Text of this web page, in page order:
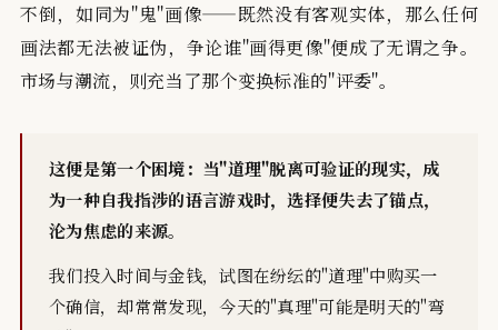
不倒，如同为"鬼"画像——既然没有客观实体，那么任何
画法都无法被证伪，争论谁"画得更像"便成了无谓之争。
市场与潮流，则充当了那个变换标准的"评委"。
这便是第一个困境：当"道理"脱离可验证的现实，成
为一种自我指涉的语言游戏时，选择便失去了锚点，
沦为焦虑的来源。
我们投入时间与金钱，试图在纷纭的"道理"中购买一
个确信，却常常发现，今天的"真理"可能是明天的"弯